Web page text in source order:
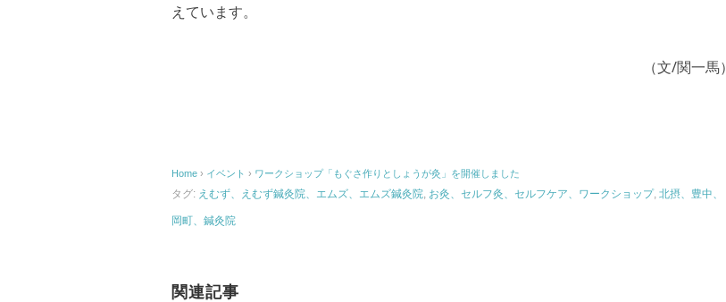
えています。
（文/関一馬）
Home › イベント › ワークショップ「もぐさ作りとしょうが灸」を開催しました
タグ: えむず、えむず鍼灸院、エムズ、エムズ鍼灸院, お灸、セルフ灸、セルフケア、ワークショップ, 北摂、豊中、
岡町、鍼灸院
関連記事